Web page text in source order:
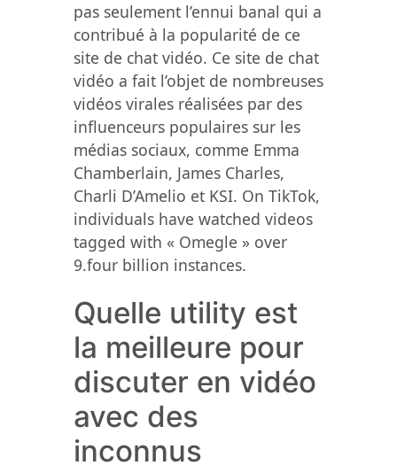
pas seulement l’ennui banal qui a
contribué à la popularité de ce
site de chat vidéo. Ce site de chat
vidéo a fait l’objet de nombreuses
vidéos virales réalisées par des
influenceurs populaires sur les
médias sociaux, comme Emma
Chamberlain, James Charles,
Charli D’Amelio et KSI. On TikTok,
individuals have watched videos
tagged with « Omegle » over
9.four billion instances.
Quelle utility est
la meilleure pour
discuter en vidéo
avec des
inconnus